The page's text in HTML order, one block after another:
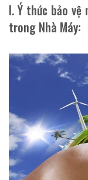
I. Ý thức bảo
trong Nhà Máy: